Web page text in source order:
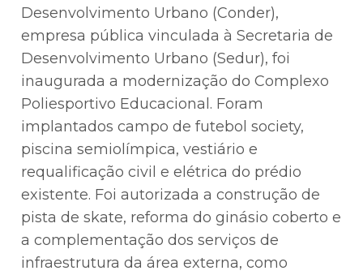
Desenvolvimento Urbano (Conder),
empresa pública vinculada à Secretaria de
Desenvolvimento Urbano (Sedur), foi
inaugurada a modernização do Complexo
Poliesportivo Educacional. Foram
implantados campo de futebol society,
piscina semiolímpica, vestiário e
requalificação civil e elétrica do prédio
existente. Foi autorizada a construção de
pista de skate, reforma do ginásio coberto e
a complementação dos serviços de
infraestrutura da área externa, como